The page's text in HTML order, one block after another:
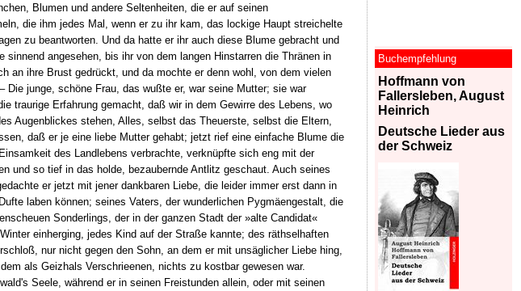
Blumen und andere Seltenheiten, die er auf seinen
die ihm jedes Mal, wenn er zu ihr kam, das lockige Haupt streichelte
zu beantworten. Und da hatte er ihr auch diese Blume gebracht und
angesehen, bis ihr von dem langen Hinstarren die Thränen in
an ihre Brust gedrückt, und da mochte er denn wohl, von dem vielen
junge, schöne Frau, das wußte er, war seine Mutter; sie war
traurige Erfahrung gemacht, daß wir in dem Gewirre des Lebens, wo
Augenblickes stehen, Alles, selbst das Theuerste, selbst die Eltern,
daß er je eine liebe Mutter gehabt; jetzt rief eine einfache Blume die
des Landlebens verbrachte, verknüpfte sich eng mit der
und so tief in das holde, bezaubernde Antlitz geschaut. Auch seines
er jetzt mit jener dankbaren Liebe, die leider immer erst dann in
laben können; seines Vaters, der wunderlichen Pygmäengestalt, die
Sonderlings, der in der ganzen Stadt der »alte Candidat«
einherging, jedes Kind auf der Straße kannte; des räthselhaften
nur nicht gegen den Sohn, an dem er mit unsäglicher Liebe hing,
als Geizhals Verschrieenen, nichts zu kostbar gewesen war.
Seele, während er in seinen Freistunden allein, oder mit seinen
Buchempfehlung
Hoffmann von
Fallersleben, August
Heinrich
Deutsche Lieder aus
der Schweiz